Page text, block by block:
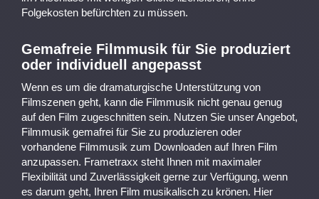
Folgekosten befürchten zu müssen.
Gemafreie Filmmusik für Sie produziert
oder individuell angepasst
Wenn es um die dramaturgische Unterstützung von
Filmszenen geht, kann die Filmmusik nicht genau genug
auf den Film zugeschnitten sein. Nutzen Sie unser Angebot,
Filmmusik gemafrei für Sie zu produzieren oder
vorhandene Filmmusik zum Downloaden auf Ihren Film
anzupassen. Frametraxx steht Ihnen mit maximaler
Flexibilität und Zuverlässigkeit gerne zur Verfügung, wenn
es darum geht, Ihren Film musikalisch zu krönen. Hier